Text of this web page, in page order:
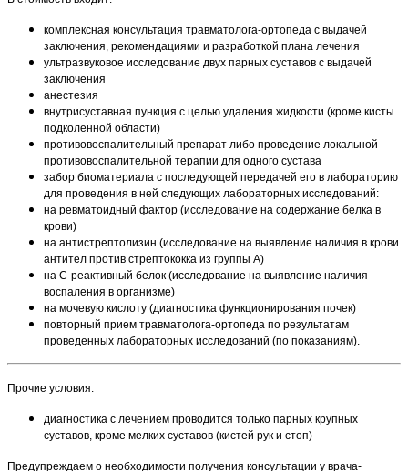
комплексная консультация травматолога-ортопеда с выдачей
заключения, рекомендациями и разработкой плана лечения
ультразвуковое исследование двух парных суставов с выдачей
заключения
анестезия
внутрисуставная пункция с целью удаления жидкости (кроме кисты
подколенной области)
противовоспалительный препарат либо проведение локальной
противовоспалительной терапии для одного сустава
забор биоматериала с последующей передачей его в лабораторию
для проведения в ней следующих лабораторных исследований:
на ревматоидный фактор (исследование на содержание белка в
крови)
на антистрептолизин (исследование на выявление наличия в крови
антител против стрептококка из группы А)
на C-реактивный белок (исследование на выявление наличия
воспаления в организме)
на мочевую кислоту (диагностика функционирования почек)
повторный прием травматолога-ортопеда по результатам
проведенных лабораторных исследований (по показаниям).
Прочие условия:
диагностика с лечением проводится только парных крупных
суставов, кроме мелких суставов (кистей рук и стоп)
Предупреждаем о необходимости получения консультации у врача-